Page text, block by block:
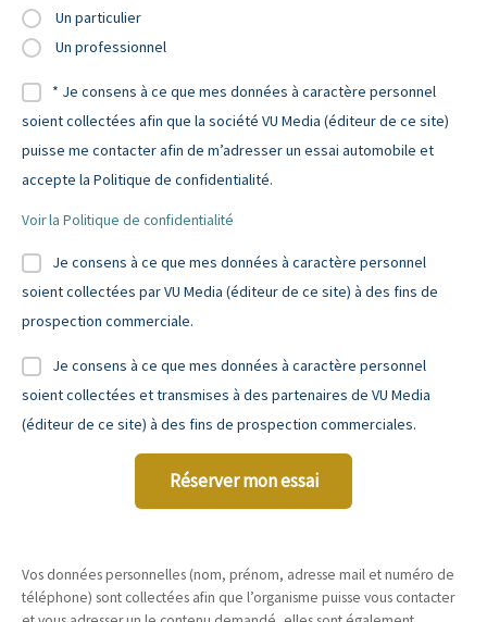
Un particulier
Un professionnel
* Je consens à ce que mes données à caractère personnel
soient collectées afin que la société VU Media (éditeur de ce site)
puisse me contacter afin de m’adresser un essai automobile et
accepte la Politique de confidentialité.
Voir la Politique de confidentialité
Je consens à ce que mes données à caractère personnel
soient collectées par VU Media (éditeur de ce site) à des fins de
prospection commerciale.
Je consens à ce que mes données à caractère personnel
soient collectées et transmises à des partenaires de VU Media
(éditeur de ce site) à des fins de prospection commerciales.
Réserver mon essai
Vos données personnelles (nom, prénom, adresse mail et numéro de
téléphone) sont collectées afin que l’organisme puisse vous contacter